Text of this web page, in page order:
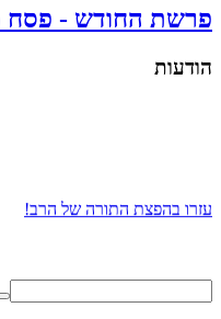
פרשת החודש - פסח
הודעות
עזרו בהפצת התורה של הרב!